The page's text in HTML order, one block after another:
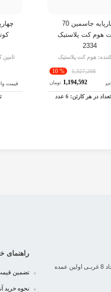
چهارپایه جاسمین 70
هوم کت پلاستیک
2334
هوم کت پلاستیک
1,327,208
% 10
1,194,592 تومان
تعداد در هر کارتن: 6 عدد
تامین
قیمت
تهران، تهرانپارس خیابان اتحاد 8 غربـی اولین عمده
راهنمای
تضمین
نحوه خرید